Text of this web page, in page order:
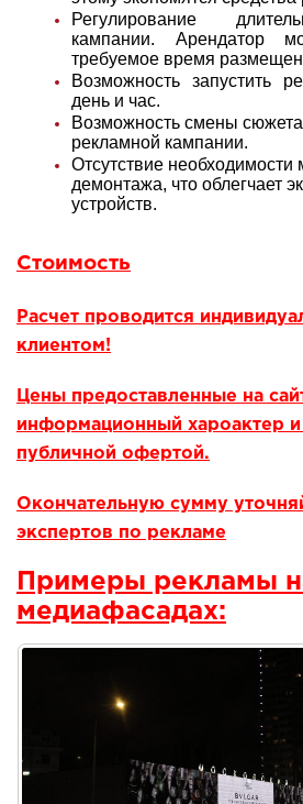
Регулирование
кампании. Арендатор
требуемое время
Возможность запустить
день и час.
Возможность смены
рекламной кампании.
Отсутствие необходимости
демонтажа, что облегчает
устройств.
Стоимость
Расчет проводится
клиентом!
Цены предоставленные на
информационный хароактер
публичной офертой.
Окончательную сумму
экспертов по рекламе
Примеры рекламы
медиафасадах: